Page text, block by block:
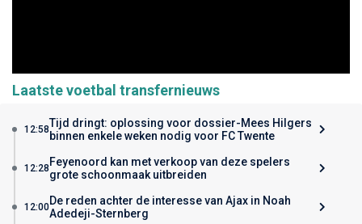
Laatste voetbal transfernieuws
12:58Tijd dringt: oplossing voor dossier-Mees Hilgers
binnen enkele weken nodig voor FC Twente
12:28 Feyenoord kan met verkoop van deze spelers
grote schoonmaak uitbreiden
12:00De reden achter de interesse van Ajax in Noah
Adedeji-Sternberg